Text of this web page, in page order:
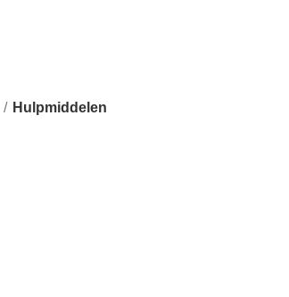
Hulpmiddelen